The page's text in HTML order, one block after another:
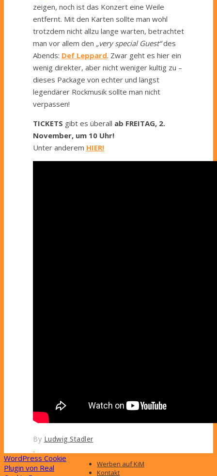
zeigen, noch ist das Konzert eine Weile
entfernt. Mit den Karten sollte man wohl
trotzdem nicht allzu lange warten, betrachtet
man vor allem den „very special Guest“des
Abends: Def Leppard. Zwar geht es hier ein
wenig direkter, aber nicht weniger kultig zu –
dieses Package von echter und längst
legendärer Rockmusik sollte man nicht
verpassen!
TICKETS gibt es überall ab FREITAG, 2.
November, um 10 Uhr!
Unter anderem HIER!
By Ludwig Stadler
Werben auf KiM
Kontakt
WordPress Cookie
Plugin von Real